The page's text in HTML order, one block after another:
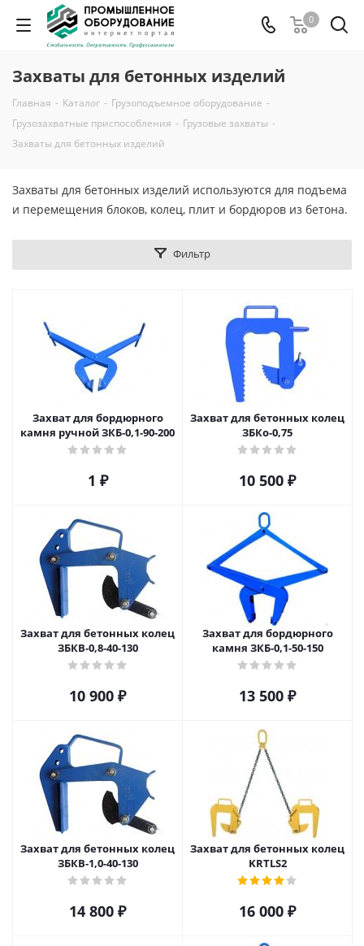
0
Захваты для бетонных изделий
Главная - Каталог - Грузоподъемное оборудование -
Грузозахватные приспособления - Грузовые захваты -
Захваты для бетонных изделий
Захваты для бетонных изделий используются для подъема
и перемещения блоков, колец, плит и бордюров из бетона.
Фильтр
Захват для бордюрного
камня ручной ЗКБ-0,1-90-200
1 ₽
Захват для бетонных колец
ЗБКо-0,75
10 500 ₽
Захват для бетонных колец
ЗБКВ-0,8-40-130
10 900 ₽
Захват для бордюрного
камня ЗКБ-0,1-50-150
13 500 ₽
Захват для бетонных колец
ЗБКВ-1,0-40-130
14 800 ₽
Захват для бетонных колец
KRTLS2
16 000 ₽